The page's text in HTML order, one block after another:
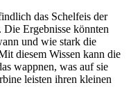
das Schelfeis der
Ergebnisse könnten
und wie stark die
diesem Wissen kann die
wappnen, was auf sie
leisten ihren kleinen